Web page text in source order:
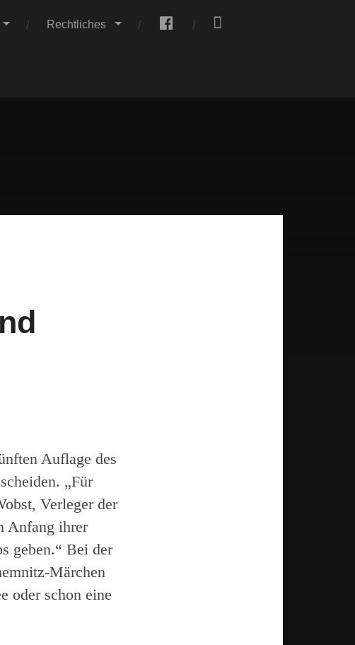
Rechtliches
Auflage des
„Für
Verleger der
Anfang ihrer
geben.“ Bei der
Märchen
oder schon eine